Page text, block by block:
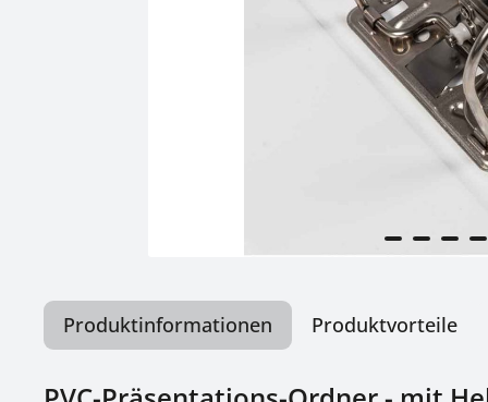
Produktinformationen Produktvorteile